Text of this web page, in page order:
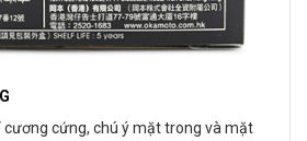
cương cứng, chú ý mặt trong và mặt